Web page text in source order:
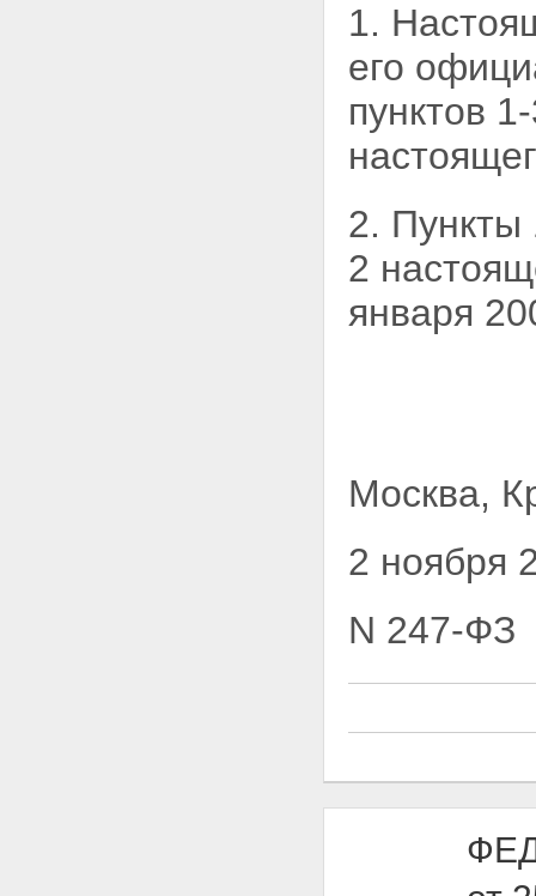
1.
его
пунктов
2. Пункты
2
января
Москва,
2 ноября
N 247-ФЗ